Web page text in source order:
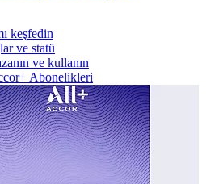
keşfedin
ve statü
ve kullanın
Abonelikleri